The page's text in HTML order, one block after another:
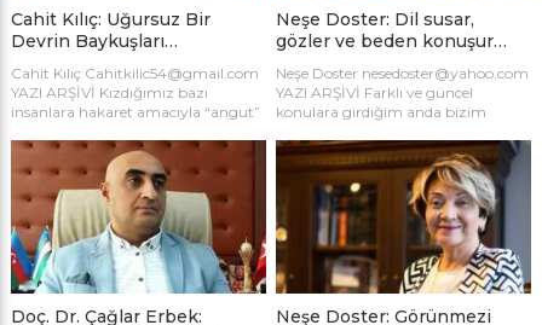
Cahit Kılıç: Uğursuz Bir
Devrin Baykuşları…
Cahit Kılıç Cahitkilic54@gmail.com
YAZI ARŞİVİ Kızdığımız bazı
insanlara hakaret amacıyla “angut”
sevimli bir kuştur. Çocukluğumun
geçtiği köyümüzün, her yazın
“gabak göl” dediğimiz, sazlıklarla ve
cille kaplı gölün konuğu olurlardı…
Turuncu renkleriyle, homurdanarak
kalkar ve süzülerek uçarlardı…
Şahsen ben, çocuk aklımla onları
çok sever, çok izlerdim… *** Bir de
Neşe Doster: Dil susar,
gözler ve beden konuşur…
Neşe Doster nesedoster@yahoo.com
YAZI ARŞİVİ Farklı ve güncel
konulara girdiğim anda bizim
yağmuru yağmaya başlıyor, “Bizi
unuttun mu, yazılacak sorunumuz
kalmadı mı, kadın konusu denilince
akla gelenlerdendiniz ne oldu,
hayırdır vb?” Haklılar, haklısınız, o
halde yine ve yeniden bizim
mahalledeyiz. Kadınlık zor zanaat
doğrusu, yaşı, konumu, işi ne olursa
Doç. Dr. Çağlar Erbek:
Neşe Doster: Görünmezi